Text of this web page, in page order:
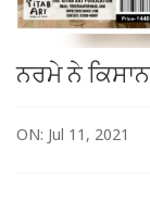
ਨਰਮੇ ਨੇ
ON: Jul 11, 2021